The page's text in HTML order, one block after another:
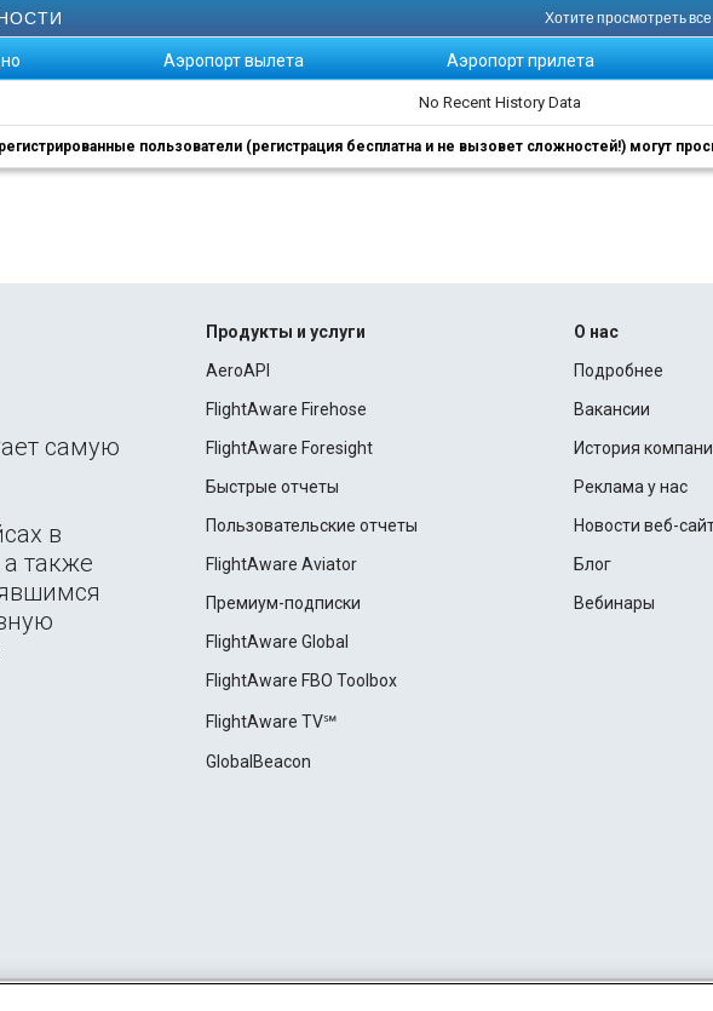
Хотите просмотреть
Аэропорт вылета Аэропорт прилета
No Recent History Data
пользователи (регистрация бесплатна и не вызовет сложностей!) могут
самую
в
также
Продукты и услуги
AeroAPI
FlightAware Firehose
FlightAware Foresight
Быстрые отчеты
Пользовательские отчеты
FlightAware Aviator
Премиум-подписки
FlightAware Global
FlightAware FBO Toolbox
FlightAware TV℠
GlobalBeacon
О нас
Подробнее
Вакансии
История
Реклама у нас
Новости веб-
Блог
Вебинары